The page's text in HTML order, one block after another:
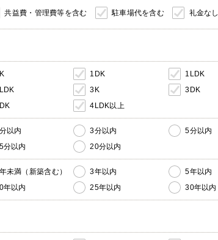
共益費・管理費等を含む 駐車場代を含む 礼金なし
1DK 1LDK
3K 3DK
4LDK以上
以内 3分以内 5分以内
分以内 20分以内
未満（新築含む） 3年以内 5年以内
年以内 25年以内 30年以内